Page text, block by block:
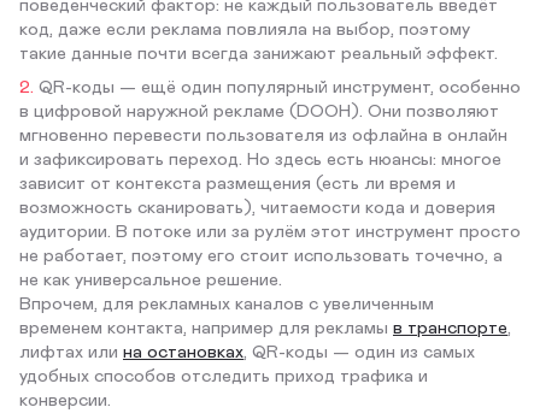
код, даже если реклама повлияла на выбор, поэтому
такие данные почти всегда занижают реальный эффект.
QR-коды — ещё один популярный инструмент, особенно
в цифровой наружной рекламе (DOOH). Они позволяют
мгновенно перевести пользователя из офлайна в онлайн
и зафиксировать переход. Но здесь есть нюансы: многое
зависит от контекста размещения (есть ли время и
возможность сканировать), читаемости кода и доверия
аудитории. В потоке или за рулём этот инструмент просто
не работает, поэтому его стоит использовать точечно, а
не как универсальное решение.
Впрочем, для рекламных каналов с увеличенным
временем контакта, например для рекламы в транспорте
лифтах или на остановках , QR-коды — один из самых
удобных способов отследить приход трафика и
конверсии.